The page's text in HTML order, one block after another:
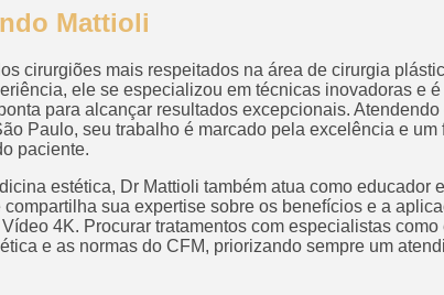
Mattioli
cirurgiões mais respeitados na área de cirurgia
ele se especializou em técnicas inovadoras e
para alcançar resultados excepcionais.
Paulo, seu trabalho é marcado pela excelência e um
paciente.
estética, Dr Mattioli também atua como educador
sua expertise sobre os benefícios e a
4K. Procurar tratamentos com especialistas como
e as normas do CFM, priorizando sempre um